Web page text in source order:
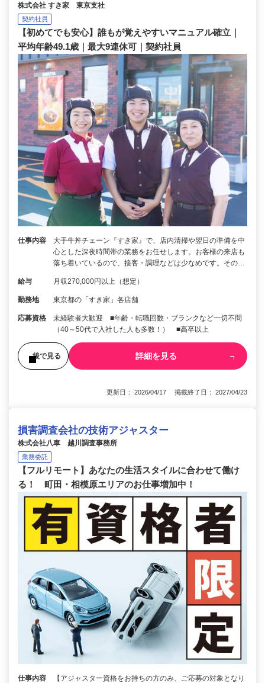
株式会社 すき家 東京支社
契約社員
【初めてでも安心】誰もが覚えやすいマニュアル確立｜
平均年齢49.1歳｜最大9連休可｜契約社員
仕事内容
大手牛丼チェーン『すき家』で、店内清掃や翌日の準備を中
心とした深夜時間帯の業務をお任せします。お客様の来店も
落ち着いているので、接客・調理などは少なめです。その…
給与 月収270,000円以上（想定）
勤務地 東京都の「すき家」各店舗
応募資格
未経験者大歓迎 ■年齢・転職回数・ブランクなど一切不問
（40～50代で入社した人も多数！） ■高卒以上
後で見る 詳細を見る
更新日： 2026/04/17 掲載終了日： 2027/04/23
損害調査会社の技術アジャスター
株式会社八車 越川調査事務所
業務委託
【フルリモート】あなたの生活スタイルに合わせて働け
る！ 町田・相模原エリアのお仕事増加中！
仕事内容
【アジャスター資格をお持ちの方のみ、ご応募の対象となり